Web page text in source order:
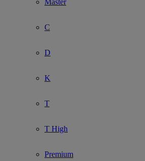
C
D
K
T
T High
Premium